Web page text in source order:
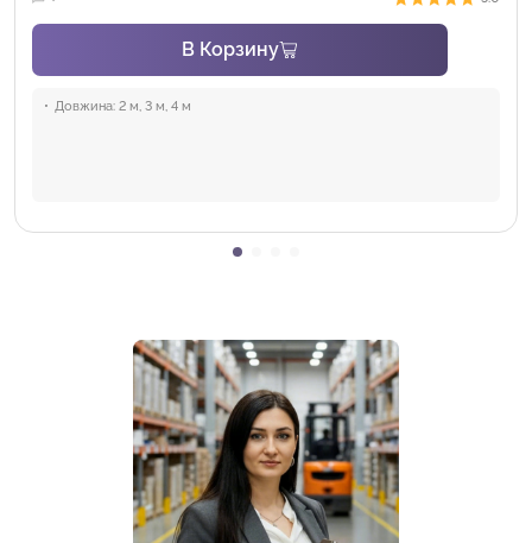
В Корзину
Довжина: 2 м, 3 м, 4 м